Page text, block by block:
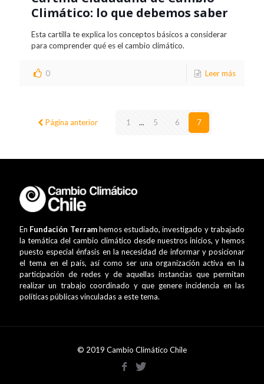
Climático: lo que debemos saber
Esta cartilla te explica los conceptos básicos a considerar
para comprender qué es el cambio climático.
0 Leer más
Página anterior 1 ... 5 6 7
En Fundación Terramhemos estudiado, investigado y trabajado
la temática del cambio climático desde nuestros inicios, y hemos
puesto especial énfasis en la necesidad de informar y posicionar
el tema en el país, así como ser una organización activa en la
participación de redes y de aquellas instancias que permitan
realizar un trabajo coordinado y que genere incidencia en las
políticas públicas vinculadas a este tema.
© 2019 Cambio Climático Chile